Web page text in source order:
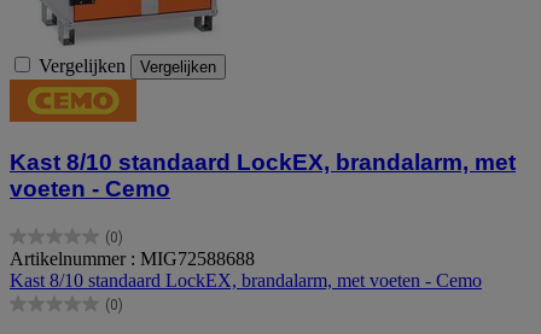
Vergelijken Vergelijken
Kast 8/10 standaard LockEX, brandalarm, met
voeten - Cemo
(0)
0.0
van
de
5
Artikelnummer : MIG72588688
Kast 8/10 standaard LockEX, brandalarm, met voeten - Cemo
(0)
0.0